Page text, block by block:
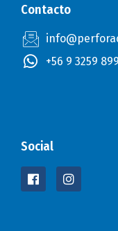
Contacto
+56 9 3259
Social